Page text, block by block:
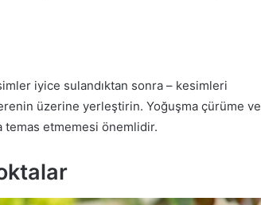
iyice sulandıktan sonra – kesimleri
üzerine yerleştirin. Yoğuşma çürüme ve
temas etmemesi önemlidir.